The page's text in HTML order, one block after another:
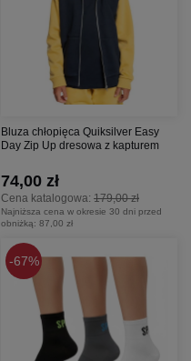
Bluza chłopięca Quiksilver Easy
Day Zip Up dresowa z kapturem
Cena katalogowa: 179,00 zł
74,00 zł
Najniższa cena w okresie 30 dni przed
obniżką: 87,00 zł
67%